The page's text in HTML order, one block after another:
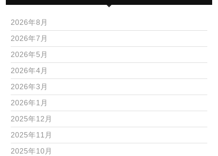
2026年8月
2026年7月
2026年5月
2026年4月
2026年3月
2026年1月
2025年12月
2025年11月
2025年10月